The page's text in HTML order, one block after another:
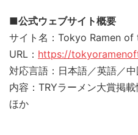
■公式ウェブサイト概要
サイト名：Tokyo Ramen of
URL： https://
対応言語：日本語／英語／中
内容：TRYラーメン大賞掲
ほか